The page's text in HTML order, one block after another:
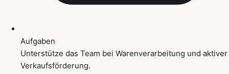
Aufgaben
Unterstütze das Team bei Warenverarbeitung und aktiver
Verkaufsförderung.